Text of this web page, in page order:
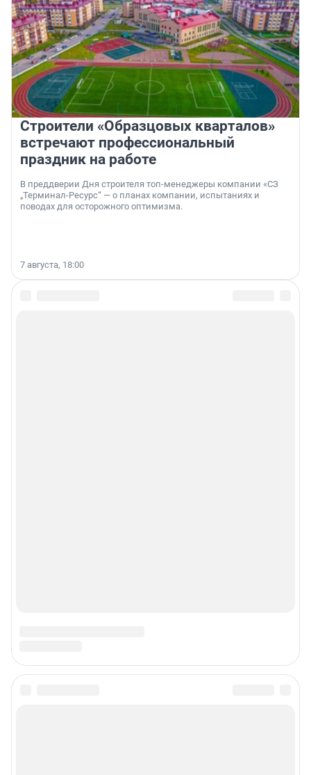
Строители «Образцовых кварталов»
встречают профессиональный
праздник на работе
В преддверии Дня строителя топ-менеджеры компании «СЗ
„Терминал-Ресурс“ — о планах компании, испытаниях и
поводах для осторожного оптимизма.
7 августа, 18:00